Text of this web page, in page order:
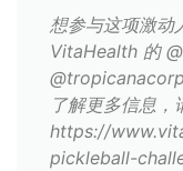
想参与这项激动
VitaHealth 的
了解更多信息，
https://
pickleball-